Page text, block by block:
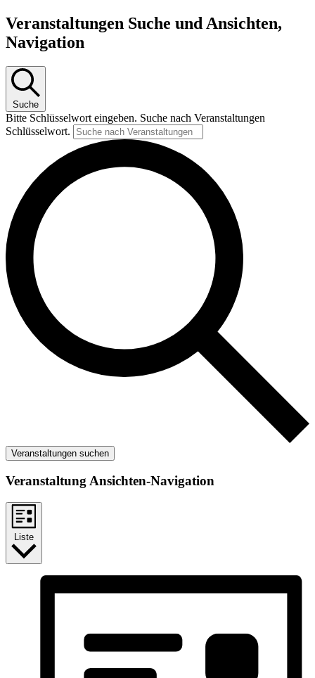
Veranstaltungen Suche und Ansichten,
Navigation
Suche
Bitte Schlüsselwort eingeben. Suche nach Veranstaltungen
Schlüsselwort.
Veranstaltungen suchen
Veranstaltung Ansichten-Navigation
Liste